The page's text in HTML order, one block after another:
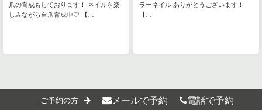
爪の育成もしております！ ネイルを楽
しみながら自爪育成中♡ 【…
ラーネイル ありがとうございます！
【…
ご予約の方 メールで予約 電話で予約